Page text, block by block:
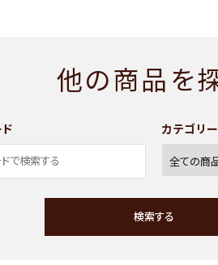
他の商品を
カテゴリー
検索する